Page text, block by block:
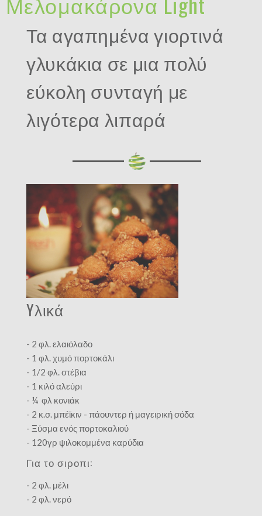
Τα αγαπημένα γιορτινά
γλυκάκια σε μια πολύ
εύκολη συνταγή με
λιγότερα λιπαρά
Yλικά
- 2 φλ. ελαιόλαδο
- 1 φλ. χυμό πορτοκάλι
- 1/2 φλ. στέβια
- 1 κιλό αλεύρι
- ¼ φλ κονιάκ
- 2 κ.σ. μπέϊκιν - πάουντερ ή μαγειρική σόδα
- Ξύσμα ενός πορτοκαλιού
- 120γρ ψιλοκομμένα καρύδια
Για το σιροπι:
- 2 φλ. μέλι
- 2 φλ. νερό